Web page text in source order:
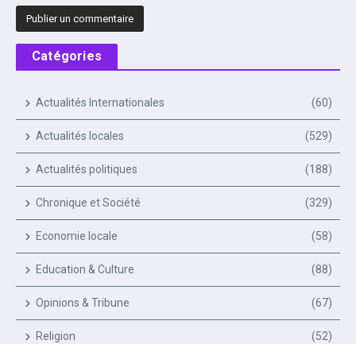
Catégories
Actualités Internationales (60)
Actualités locales (529)
Actualités politiques (188)
Chronique et Société (329)
Economie locale (58)
Education & Culture (88)
Opinions & Tribune (67)
Religion (52)